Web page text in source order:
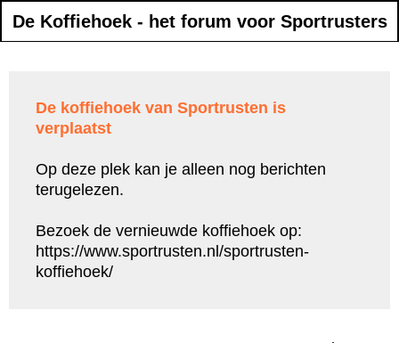
De Koffiehoek - het forum voor Sportrusters
De koffiehoek van Sportrusten is
verplaatst
Op deze plek kan je alleen nog berichten
terugelezen.
Bezoek de vernieuwde koffiehoek op:
https://www.sportrusten.nl/sportrusten-
koffiehoek/